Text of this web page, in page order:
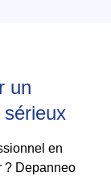
un
en
? Depanneo